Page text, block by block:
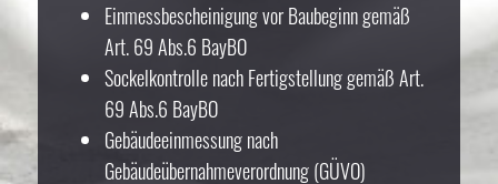
Einmessbescheinigung vor Baubeginn gemäß
Art. 69 Abs.6 BayBO
Sockelkontrolle nach Fertigstellung gemäß Art.
69 Abs.6 BayBO
Gebäudeeinmessung nach
Gebäudeübernahmeverordnung (GÜVO)